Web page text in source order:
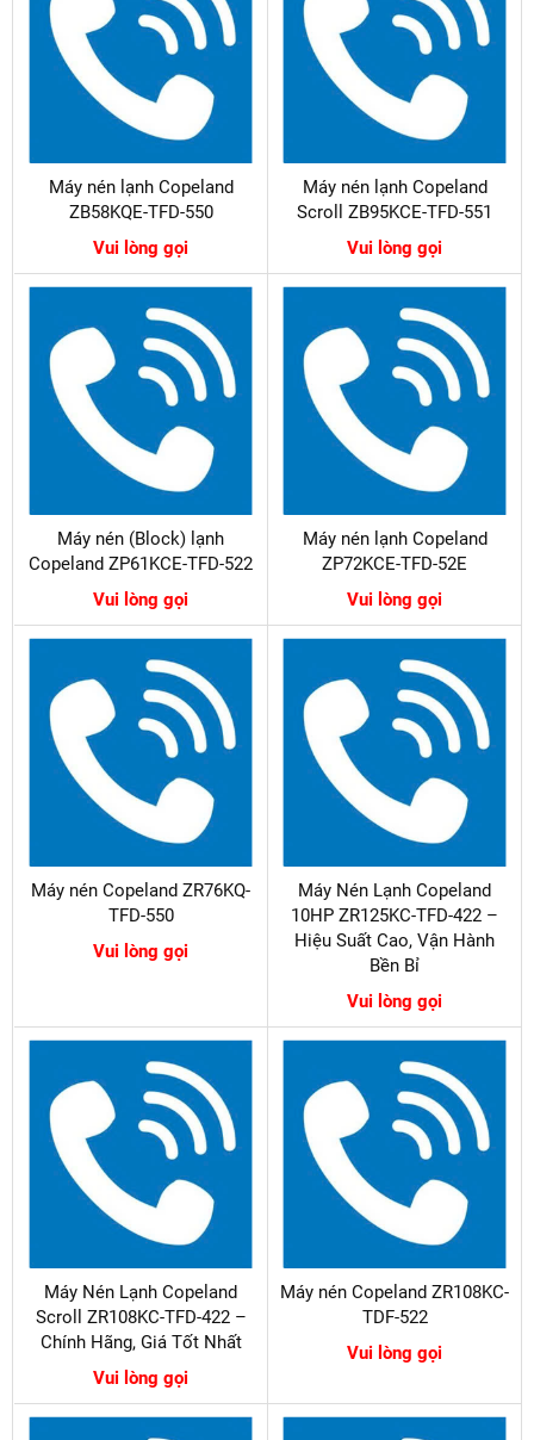
Máy nén lạnh Copeland
ZB58KQE-TFD-550
Vui lòng gọi
Máy nén lạnh Copeland
Scroll ZB95KCE-TFD-551
Vui lòng gọi
Máy nén (Block) lạnh
Copeland ZP61KCE-TFD-522
Vui lòng gọi
Máy nén lạnh Copeland
ZP72KCE-TFD-52E
Vui lòng gọi
Máy nén Copeland ZR76KQ-
TFD-550
Vui lòng gọi
Máy Nén Lạnh Copeland
10HP ZR125KC-TFD-422 –
Hiệu Suất Cao, Vận Hành
Bền Bỉ
Vui lòng gọi
Máy Nén Lạnh Copeland
Scroll ZR108KC-TFD-422 –
Chính Hãng, Giá Tốt Nhất
Vui lòng gọi
Máy nén Copeland ZR108KC-
TDF-522
Vui lòng gọi